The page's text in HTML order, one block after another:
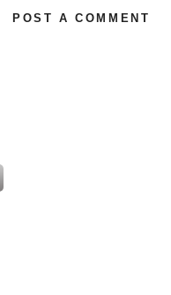
POST A COMMENT